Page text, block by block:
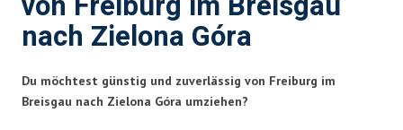
nach Zielona Góra
Du möchtest günstig und zuverlässig von Freiburg im
Breisgau nach Zielona Góra umziehen?